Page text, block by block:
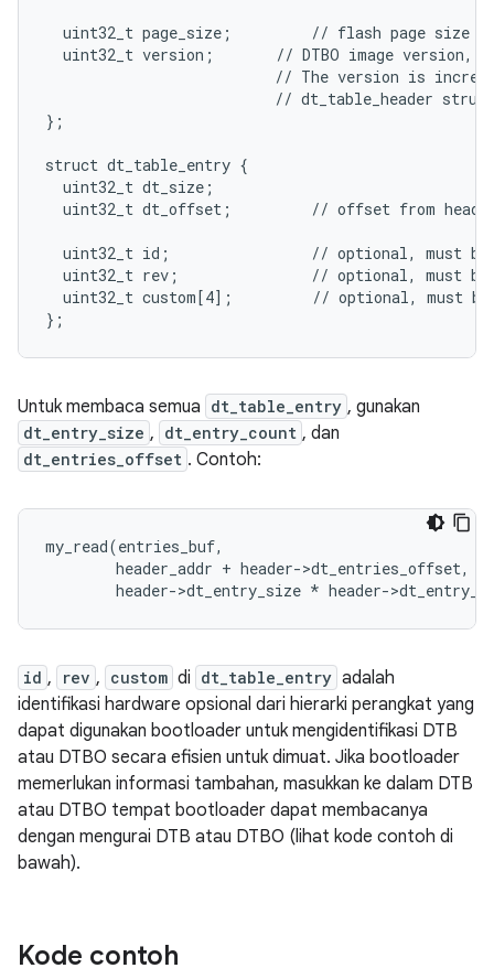
uint32_t page_size;         // flash page size
uint32_t version;       // DTBO image version,
// The version is
// dt_table_header
};
struct dt_table_entry {
  uint32_t dt_size;
uint32_t dt_offset;         // offset from head
uint32_t id;                // optional, must
uint32_t rev;               // optional, must
uint32_t custom[4];         // optional, must
};
Untuk membaca semua dt_table_entry , gunakan
dt_entry_size , dt_entry_count , dan
dt_entries_offset . Contoh:
my_read(entries_buf,
header_addr + header->dt_entries_offset,
header->dt_entry_size * header->
id , rev , custom di dt_table_entry adalah
identifikasi hardware opsional dari hierarki perangkat yang
dapat digunakan bootloader untuk mengidentifikasi DTB
atau DTBO secara efisien untuk dimuat. Jika bootloader
memerlukan informasi tambahan, masukkan ke dalam DTB
atau DTBO tempat bootloader dapat membacanya
dengan mengurai DTB atau DTBO (lihat kode contoh di
bawah).
Kode contoh